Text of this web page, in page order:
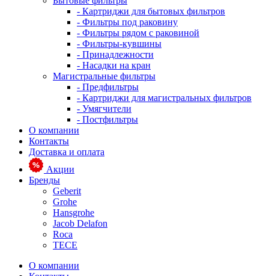
- Картриджи для бытовых фильтров
- Фильтры под раковину
- Фильтры рядом с раковиной
- Фильтры-кувшины
- Принадлежности
- Насадки на кран
Магистральные фильтры
- Предфильтры
- Картриджи для магистральных фильтров
- Умягчители
- Постфильтры
О компании
Контакты
Доставка и оплата
Акции
Бренды
Geberit
Grohe
Hansgrohe
Jacob Delafon
Roca
TECE
О компании